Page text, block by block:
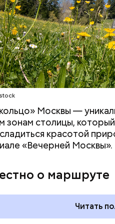
Москвы —
зонам столицы,
красотой
«Вечерней Москвы».
о маршруте
Читать
момент квартира на
В ней воссоздана
вещей,